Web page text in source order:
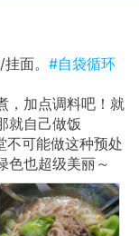
面。 #自袋循环
，加点调料吧！就
就自己做饭
不可能做这种预处
色也超级美丽～